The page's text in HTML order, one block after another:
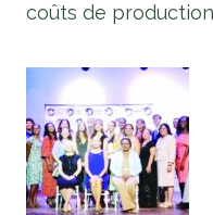
coûts de production